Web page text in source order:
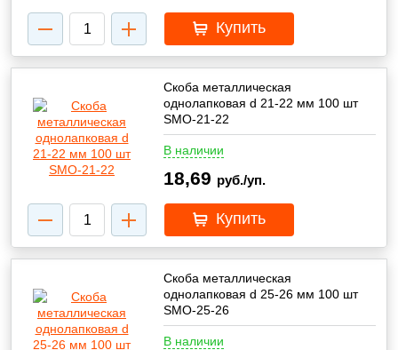
Купить
Скоба металлическая
однолапковая d 21-22 мм 100 шт
SMO-21-22
В наличии
18,69 руб./уп.
Купить
Скоба металлическая
однолапковая d 25-26 мм 100 шт
SMO-25-26
В наличии